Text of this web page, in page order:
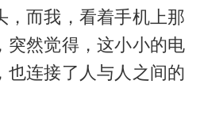
，而我，看着手机上那
突然觉得，这小小的电
也连接了人与人之间的